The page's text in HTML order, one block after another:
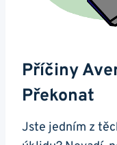
Příčiny
Překonat
Jste jedním z